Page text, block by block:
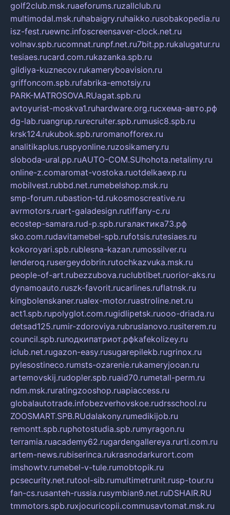
golf2club.msk.ruaeforums.ruzallclub.ru
multimodal.msk.ruhabaigry.ruhaikko.rusobakopedia.ru
isz-fest.ruewnc.infoscreensaver-clock.net.ru
volnav.spb.rucomnat.runpf.net.ru7bit.pp.rukalugatur.ru
tesiaes.rucard.com.rukazanka.spb.ru
gildiya-kuznecov.rukameryboavision.ru
griffoncom.spb.rufabrika-emotsiy.ru
PARK-MATROSOVA.RUagat.spb.ru
avtoyurist-moskva1.ruhardware.org.ruсхема-авто.рф
dg-lab.ruangrup.rurecruiter.spb.rumusic8.spb.ru
krsk124.rukubok.spb.ruromanofforex.ru
analitikaplus.ruspyonline.ruzosikamery.ru
sloboda-ural.pp.ruAUTO-COM.SUhohota.netalimy.ru
online-z.comaromat-vostoka.ruotdelkaexp.ru
mobilvest.rubbd.net.rumebelshop.msk.ru
smp-forum.rubastion-td.rukosmoscreative.ru
avrmotors.ruart-galadesign.rutiffany-c.ru
ecostep-samara.rud-p.spb.ruгалактика73.рф
sko.com.rudavitamebel-spb.rufotsis.rutesiaes.ru
kokoroyari.spb.rublesna-kazan.rumossilver.ru
lenderoq.rusergeydobrin.rutochkazvuka.msk.ru
people-of-art.rubezzubova.ruclubtibet.ruorior-aks.ru
dynamoauto.ruszk-favorit.rucarlines.ruflatnsk.ru
kingbolenskaner.rualex-motor.ruastroline.net.ru
act1.spb.rupolyglot.com.rugidlipetsk.ruooo-driada.ru
detsad125.rumir-zdoroviya.rubruslanovo.rusiterem.ru
council.spb.ruлодкипатриот.рфkafekolizey.ru
iclub.net.rugazon-easy.rusugarepilekb.rugrinox.ru
pylesostineco.rumsts-ozarenie.rukameryjooan.ru
artemovskij.rudopler.spb.ruaid70.rumetall-perm.ru
ndm.msk.ruratingzooshop.ruapiaccess.ru
globalautotrade.infobezverhovskoe.rudrsschool.ru
ZOOSMART.SPB.RUdalakony.rumedikijob.ru
remontt.spb.ruphotostudia.spb.rumyragon.ru
terramia.ruacademy62.rugardengallereya.rurti.com.ru
artem-news.rubiserinca.rukrasnodarkurort.com
imshowtv.rumebel-v-tule.rumobtopik.ru
pcsecurity.net.rutool-sib.rumultimetrunit.rusp-tour.ru
fan-cs.rusanteh-russia.rusymbian9.net.ruDSHAIR.RU
tmmotors.spb.ruxjocuricopii.commusavtomat.msk.ru